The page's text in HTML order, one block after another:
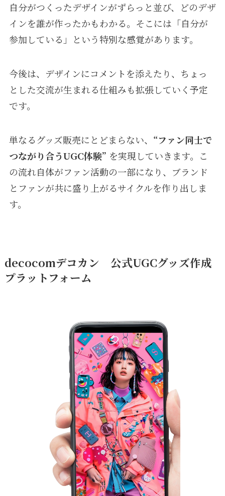
自分がつくったデザインがずらっと並び、どのデザ
インを誰が作ったかもわかる。そこには「自分が
参加している」という特別な感覚があります。
今後は、デザインにコメントを添えたり、ちょっ
とした交流が生まれる仕組みも拡張していく予定
です。
単なるグッズ販売にとどまらない、 “ファン同士で
つながり合うUGC体験” を実現していきます。こ
の流れ自体がファン活動の一部になり、ブランド
とファンが共に盛り上がるサイクルを作り出しま
す。
decocomデコカン 公式UGCグッズ作成
プラットフォーム